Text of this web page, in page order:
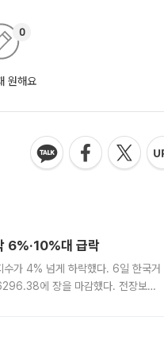
원해요
0
6%·10%대 급락
수가 4% 넘게 하락했다. 6일 한국거
에 장을 마감했다. 전장보다